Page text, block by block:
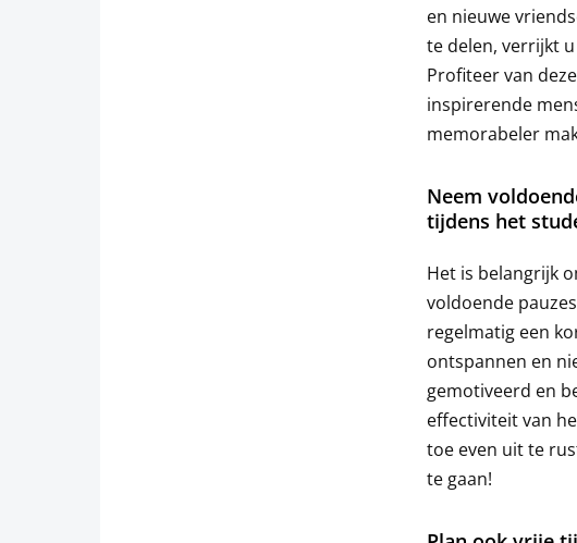
en nieuwe
te delen, verrijkt
Profiteer van
inspirerende
memorabeler
Neem
tijdens het
Het is belangrijk
voldoende
regelmatig een
ontspannen en
gemotiveerd en
effectiviteit van
toe even uit te
te gaan!